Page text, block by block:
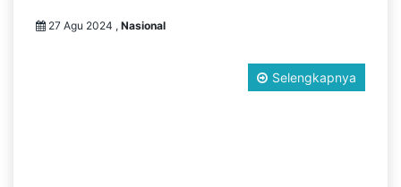
27 Agu 2024 , Nasional
Selengkapnya